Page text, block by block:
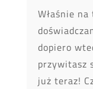
Właśnie
dopiero
przywitasz
już teraz!